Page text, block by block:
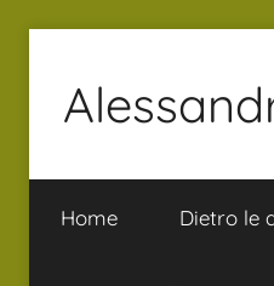
contenuto
Interpretazione
Vita
Home Dietro le